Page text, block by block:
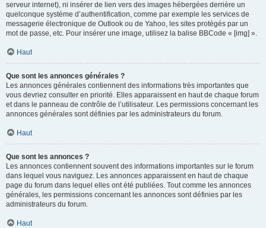
serveur internet), ni insérer de lien vers des images hébergées derrière un
quelconque système d’authentification, comme par exemple les services de
messagerie électronique de Outlook ou de Yahoo, les sites protégés par un
mot de passe, etc. Pour insérer une image, utilisez la balise BBCode « [img] ».
Haut
Que sont les annonces générales ?
Les annonces générales contiennent des informations très importantes que
vous devriez consulter en priorité. Elles apparaissent en haut de chaque forum
et dans le panneau de contrôle de l’utilisateur. Les permissions concernant les
annonces générales sont définies par les administrateurs du forum.
Haut
Que sont les annonces ?
Les annonces contiennent souvent des informations importantes sur le forum
dans lequel vous naviguez. Les annonces apparaissent en haut de chaque
page du forum dans lequel elles ont été publiées. Tout comme les annonces
générales, les permissions concernant les annonces sont définies par les
administrateurs du forum.
Haut